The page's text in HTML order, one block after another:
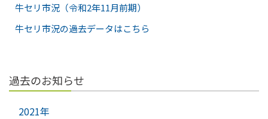
牛セリ市況（令和2年11月前期）
牛セリ市況の過去データはこちら
過去のお知らせ
2021年